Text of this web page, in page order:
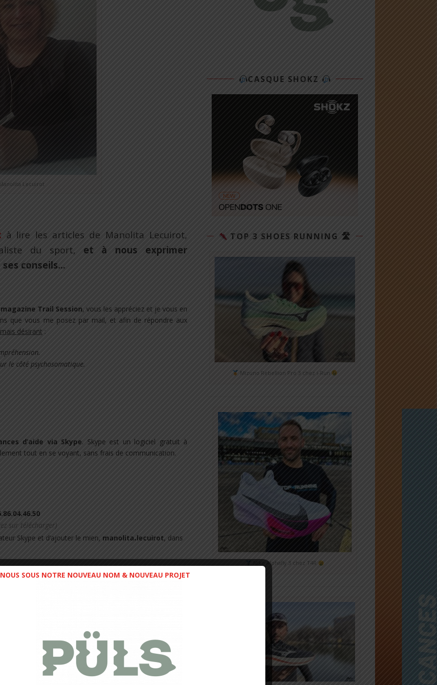
Lecuirot
à lire les articles de Manolita Lecuirot,
du sport, et à nous exprimer
conseils…
Trail Session, vous les appréciez et je vous en
que vous me posez par mail, et afin de répondre aux
mais désirant :
le côté psychosomatique.
d’aide via Skype. Skype est un logiciel gratuit à
tout en se voyant, sans frais de communication.
sur télécharger)
Skype et d’ajouter le mien, manolita.lecuirot, dans
santé !
CASQUE SHOKZ
TOP 3 SHOES RUNNING 🛣
Mizuno Rebellion Pro 3 chez i-Run
Nike Alphafly 3 chez T4R
SOUS NOTRE NOUVEAU NOM & NOUVEAU PROJET